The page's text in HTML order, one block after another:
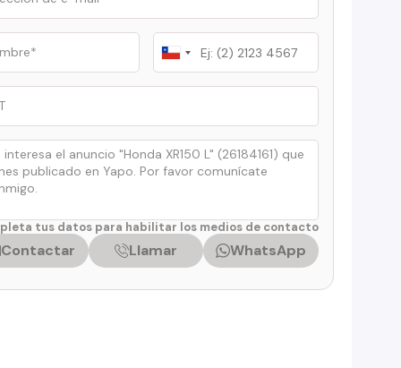
Chile
+56
tus datos para habilitar los medios de contacto
Contactar Llamar WhatsApp